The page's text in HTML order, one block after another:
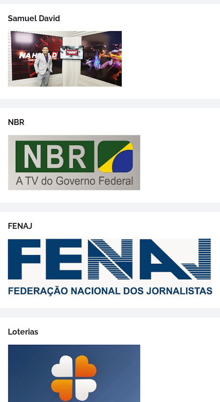
Samuel David
NBR
FENAJ
Loterias